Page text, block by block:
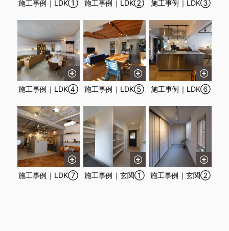
施工事例｜LDK① 施工事例｜LDK② 施工事例｜LDK③
施工事例｜LDK④ 施工事例｜LDK⑤ 施工事例｜LDK⑥
施工事例｜LDK⑦ 施工事例｜玄関① 施工事例｜玄関②